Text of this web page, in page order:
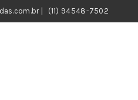
| (11) 94548-7502